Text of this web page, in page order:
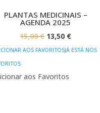
PLANTAS MEDICINAIS –
AGENDA 2025
15,00€ O
PREÇO
ERA:
13,50 €O
PREÇO
AOS FAVORITOSJÁ ESTÁ NOS
aos Favoritos